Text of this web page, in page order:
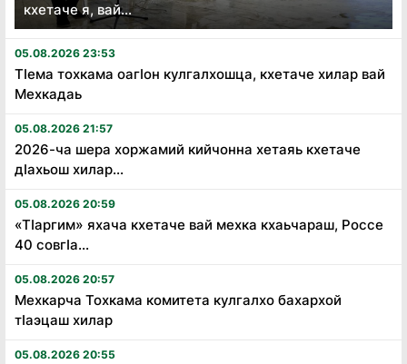
кхетаче я, вай...
05.08.2026 23:53
Тӏема тохкама оагӏон кулгалхошца, кхетаче хилар вай
Мехкадаь
05.08.2026 21:57
2026-ча шера хоржамий кийчонна хетаяь кхетаче
дӏахьош хилар...
05.08.2026 20:59
«Тӏаргим» яхача кхетаче вай мехка кхаьчараш, Россе
40 совгӏа...
05.08.2026 20:57
Мехкарча Тохкама комитета кулгалхо бахархой
тӏаэцаш хилар
05.08.2026 20:55